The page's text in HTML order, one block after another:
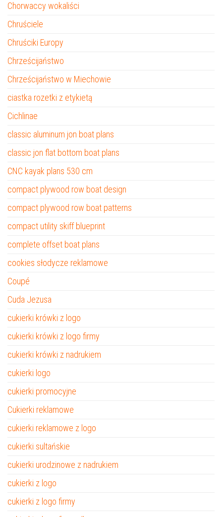
Chorwaccy wokaliści
Chruściele
Chruściki Europy
Chrześcijaństwo
Chrześcijaństwo w Miechowie
ciastka rozetki z etykietą
Cichlinae
classic aluminum jon boat plans
classic jon flat bottom boat plans
CNC kayak plans 530 cm
compact plywood row boat design
compact plywood row boat patterns
compact utility skiff blueprint
complete offset boat plans
cookies słodycze reklamowe
Coupé
Cuda Jezusa
cukierki krówki z logo
cukierki krówki z logo firmy
cukierki krówki z nadrukiem
cukierki logo
cukierki promocyjne
Cukierki reklamowe
cukierki reklamowe z logo
cukierki sultańskie
cukierki urodzinowe z nadrukiem
cukierki z logo
cukierki z logo firmy